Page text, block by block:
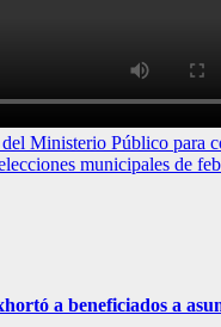
Público para
municipales de
a beneficiados a